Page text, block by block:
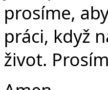
prosíme,
práci, když
život.